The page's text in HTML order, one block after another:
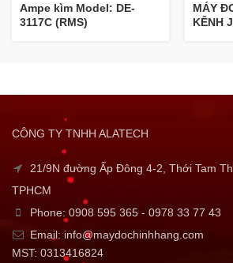
Ampe kìm Model: DE-
3117C (RMS)
MÁY
KÊNH
CÔNG TY TNHH ALATECH
21/9N đường Ấp Đông 4-2, Thới Tam
TPHCM
Phone: 0908 595 365 - 0978 33 77 43
Email: info@maydochinhhang.com
MST: 0313416824